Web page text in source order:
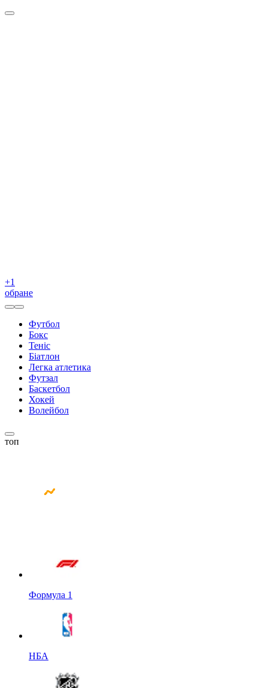
+1
обране
Футбол
Бокс
Теніс
Біатлон
Легка атлетика
Футзал
Баскетбол
Хокей
Волейбол
топ
Формула 1
НБА